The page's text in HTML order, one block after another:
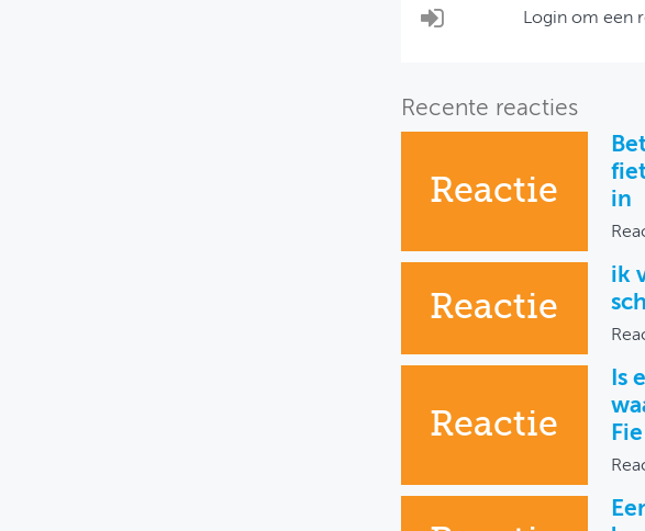
Login om een
Recente reacties
Reactie
in
Reactie
ik
Reactie
Is
Fie